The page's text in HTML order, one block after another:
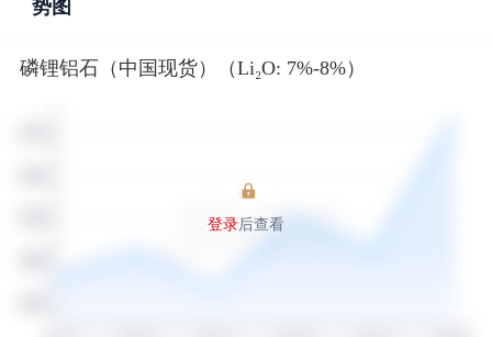
势图
磷锂铝石（中国现货）（Li₂O: 7%-8%）
登录后查看